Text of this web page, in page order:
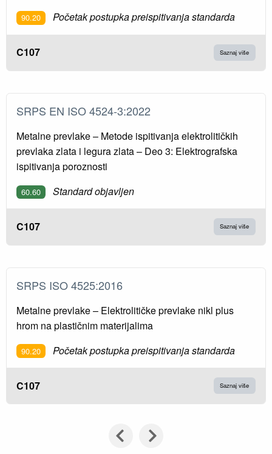
90.20 Početak postupka preispitivanja standarda
C107 Saznaj više
SRPS EN ISO 4524-3:2022
Metalne prevlake – Metode ispitivanja elektrolitičkih
prevlaka zlata i legura zlata – Deo 3: Elektrografska
ispitivanja poroznosti
60.60 Standard objavljen
C107 Saznaj više
SRPS ISO 4525:2016
Metalne prevlake – Elektrolitičke prevlake nikl plus
hrom na plastičnim materijalima
90.20 Početak postupka preispitivanja standarda
C107 Saznaj više